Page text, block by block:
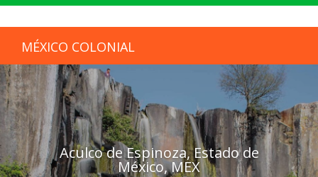
MÉXICO COLONIAL
Aculco de Espinoza, Estado de
México, MEX